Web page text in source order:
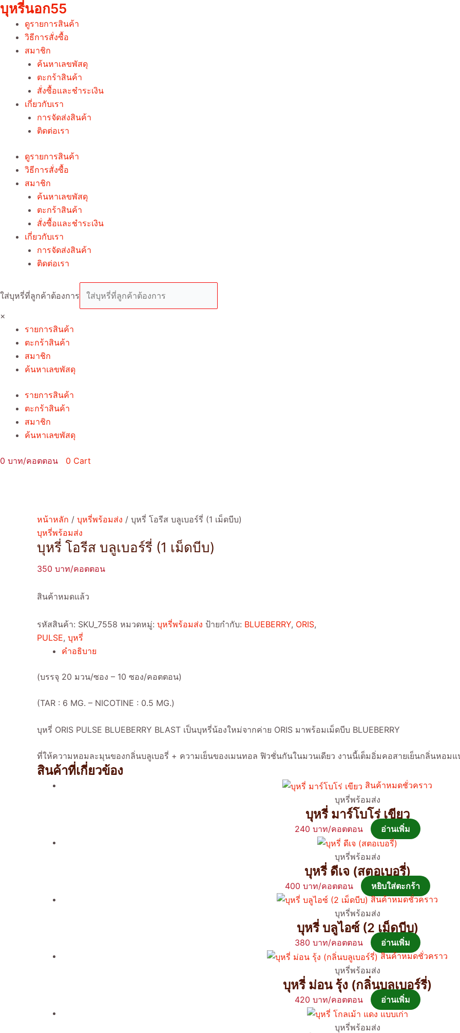
Skip
to
content
บุหรี่นอก55
ดูรายการสินค้า
วิธีการสั่งซื้อ
สมาชิก
ค้นหาเลขพัสดุ
ตะกร้าสินค้า
สั่งซื้อและชำระเงิน
เกี่ยวกับเรา
การจัดส่งสินค้า
ติดต่อเรา
ดูรายการสินค้า
วิธีการสั่งซื้อ
สมาชิก
ค้นหาเลขพัสดุ
ตะกร้าสินค้า
สั่งซื้อและชำระเงิน
เกี่ยวกับเรา
การจัดส่งสินค้า
ติดต่อเรา
ใส่บุหรี่ที่ลูกค้าต้องการ
×
รายการสินค้า
ตะกร้าสินค้า
สมาชิก
ค้นหาเลขพัสดุ
รายการสินค้า
ตะกร้าสินค้า
สมาชิก
ค้นหาเลขพัสดุ
0 0 Cart
หน้าหลัก / บุหรี่พร้อมส่ง / บุหรี่ โอรีส บลูเบอร์รี่ (1 เม็ดบีบ)
บุหรี่พร้อมส่ง
บุหรี่ โอรีส บลูเบอร์รี่ (1 เม็ดบีบ)
350
สินค้าหมดแล้ว
รหัสสินค้า: SKU_7558 หมวดหมู่: บุหรี่พร้อมส่ง ป้ายกำกับ: BLUEBERRY, ORIS,
PULSE, บุหรี่
คำอธิบาย
(บรรจุ 20 มวน/ซอง – 10 ซอง/คอตตอน)
(TAR : 6 MG. – NICOTINE : 0.5 MG.)
บุหรี่ ORIS PULSE BLUEBERRY BLAST เป็นบุหรี่น้องใหม่จากค่าย ORIS มาพร้อมเม็ดบีบ BLUEBERRY
ที่ให้ความหอมละมุนของกลิ่นบลูเบอรี่ + ความเย็นของเมนทอล ฟิวชั่นกันในมวนเดียว งานนี้เต็มอิ่มคอสายเย็นกลิ่นหอม
สินค้าที่เกี่ยวข้อง
สินค้าหมดชั่วคราว
บุหรี่พร้อมส่ง
บุหรี่ มาร์โบโร่ เขียว
240 อ่านเพิ่ม
บุหรี่พร้อมส่ง
บุหรี่ ดีเจ (สตอเบอรี่)
400
หยิบใส่ตะกร้า
สินค้าหมดชั่วคราว
บุหรี่พร้อมส่ง
บุหรี่ บลูไอซ์ (2 เม็ดบีบ)
380
อ่านเพิ่ม
สินค้าหมดชั่วคราว
บุหรี่พร้อมส่ง
บุหรี่ ม่อน รุ้ง (กลิ่นบลูเบอร์รี่)
420 อ่านเพิ่ม
บุหรี่พร้อมส่ง